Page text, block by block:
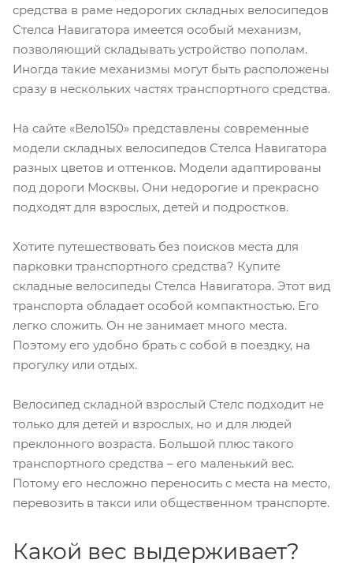
средства в раме недорогих складных велосипедов
Стелса Навигатора имеется особый механизм,
позволяющий складывать устройство пополам.
Иногда такие механизмы могут быть расположены
сразу в нескольких частях транспортного средства.
На сайте «Вело150» представлены современные
модели складных велосипедов Стелса Навигатора
разных цветов и оттенков. Модели адаптированы
под дороги Москвы. Они недорогие и прекрасно
подходят для взрослых, детей и подростков.
Хотите путешествовать без поисков места для
парковки транспортного средства? Купите
складные велосипеды Стелса Навигатора. Этот вид
транспорта обладает особой компактностью. Его
легко сложить. Он не занимает много места.
Поэтому его удобно брать с собой в поездку, на
прогулку или отдых.
Велосипед складной взрослый Стелс подходит не
только для детей и взрослых, но и для людей
преклонного возраста. Большой плюс такого
транспортного средства – его маленький вес.
Потому его несложно переносить с места на место,
перевозить в такси или общественном транспорте.
Какой вес выдерживает?